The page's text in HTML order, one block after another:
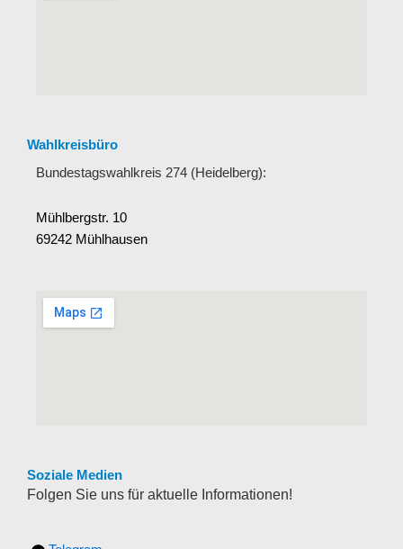
Wahlkreisbüro
Bundestagswahlkreis 274 (Heidelberg):
Mühlbergstr. 10
69242 Mühlhausen
Soziale Medien
Folgen Sie uns für aktuelle Informationen!